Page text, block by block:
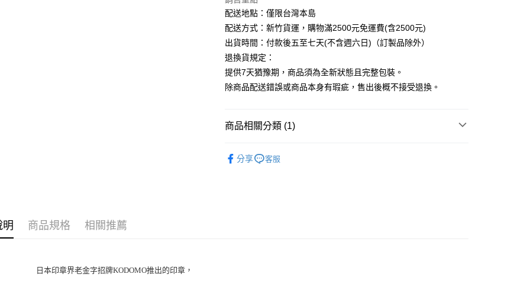
ATM付款
運送方式
下單前請先詢問庫存
每筆NT$130，滿NT$2,500(含以上)免運費
配送地點：僅限台灣本島
配送方式：新竹貨運，購物滿2500元免運費(含2500元)
出貨時間：付款後五至七天(不含週六日)（訂製品除外）
退換貨規定：
提供7天猶豫期，商品須為全新狀態且完整包裝。
除商品配送錯誤或商品本身有瑕疵，售出後概不接受退換。
商品相關分類 (1)
分享
客服
明 商品規格 相關推薦
日本印章界老金字招牌KODOMO推出的印章，